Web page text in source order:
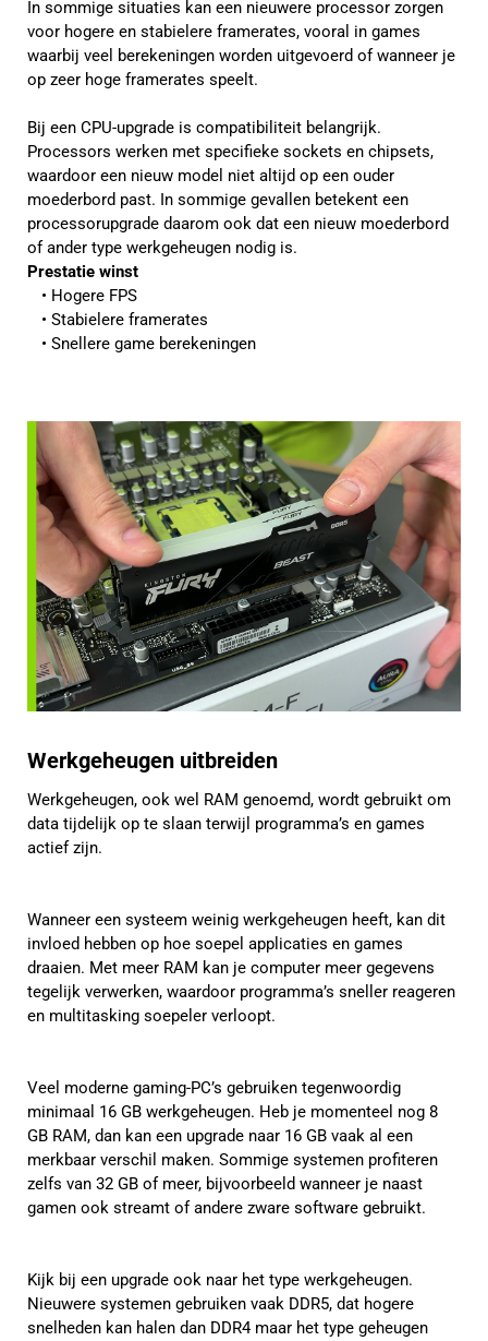
In sommige situaties kan een nieuwere processor zorgen
voor hogere en stabielere framerates, vooral in games
waarbij veel berekeningen worden uitgevoerd of wanneer je
op zeer hoge framerates speelt.
Bij een CPU-upgrade is compatibiliteit belangrijk.
Processors werken met specifieke sockets en chipsets,
waardoor een nieuw model niet altijd op een ouder
moederbord past. In sommige gevallen betekent een
processorupgrade daarom ook dat een nieuw moederbord
of ander type werkgeheugen nodig is.
Prestatie winst
Hogere FPS
Stabielere framerates
Snellere game berekeningen
Werkgeheugen uitbreiden
Werkgeheugen, ook wel RAM genoemd, wordt gebruikt om
data tijdelijk op te slaan terwijl programma’s en games
actief zijn.
Wanneer een systeem weinig werkgeheugen heeft, kan dit
invloed hebben op hoe soepel applicaties en games
draaien. Met meer RAM kan je computer meer gegevens
tegelijk verwerken, waardoor programma’s sneller reageren
en multitasking soepeler verloopt.
Veel moderne gaming-PC’s gebruiken tegenwoordig
minimaal 16 GB werkgeheugen. Heb je momenteel nog 8
GB RAM, dan kan een upgrade naar 16 GB vaak al een
merkbaar verschil maken. Sommige systemen profiteren
zelfs van 32 GB of meer, bijvoorbeeld wanneer je naast
gamen ook streamt of andere zware software gebruikt.
Kijk bij een upgrade ook naar het type werkgeheugen.
Nieuwere systemen gebruiken vaak DDR5, dat hogere
snelheden kan halen dan DDR4 maar het type geheugen